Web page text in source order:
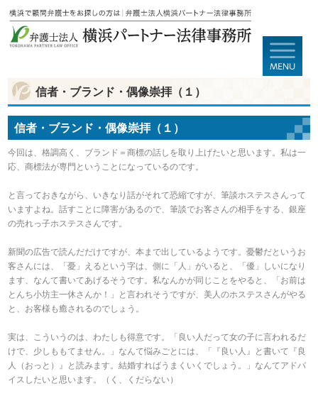
信者・ブランド・偶像崇拝（１）
信者・ブランド・偶像崇拝（１）
今回は、格調高く、ブランド＝商標の話しを取り上げたいと思います。私は一
応、商標法が専門ということになっているのです。
と言っておきながら、いきなり話がそれて恐縮ですが、筆談ホステスさんって
いますよね。話すことに障害があるので、筆談でお客さんの相手をする、銀座
の売れっ子ホステスさんです。
新聞の広告で読んだだけですが、本まで出しているようです。憂鬱だというお
客さんには、「憂」えるという字は、側に「人」がいると、「優」しいになり
ます、なんて書いてあげるそうです。私なんかが同じことをやると、「お前は
とんち小坊主一休さんか！」と言われそうですが、美人のホステスさんがやる
と、お客様も癒されるのでしょう。
実は、こういうのは、わたしも得意です。「良い人だって女の子に言われるだ
けで、少しももてません。」なんて悩みごとには、「『良い人』と書いて『良
人（おっと）』と読みます。結婚すればうまくいくでしょう。」なんてアドバ
イスしたいと思います。（く、くだらない）